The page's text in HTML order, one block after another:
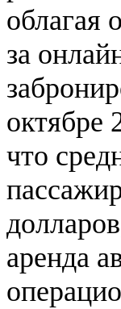
облагая
за
октябре
что
аренда